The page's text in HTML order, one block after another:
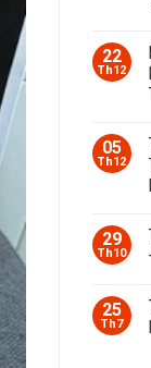
22
Th12
05
Th12
29
Th10
25
Th7